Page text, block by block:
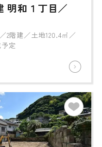
明和１丁目／
2階建／土地120.4㎡／
定